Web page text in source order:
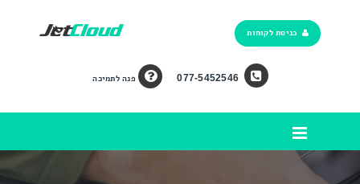
077-5452546 פנה לתמיכה
כניסת לקוחות